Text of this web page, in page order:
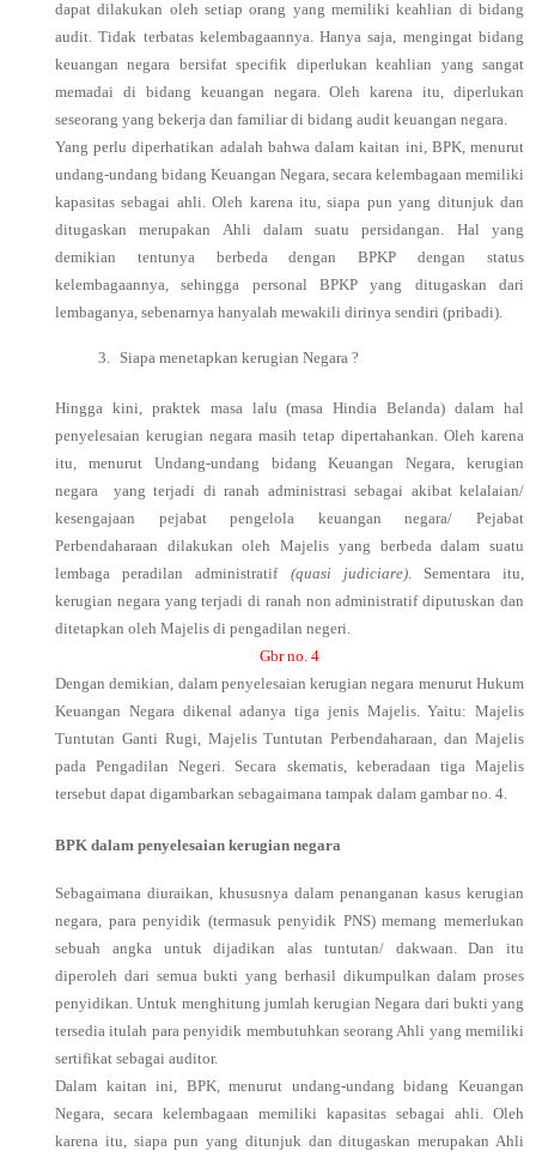
dapat dilakukan oleh setiap orang yang memiliki keahlian di bidang
audit. Tidak terbatas kelembagaannya. Hanya saja, mengingat bidang
keuangan negara bersifat specifik diperlukan keahlian yang sangat
memadai di bidang keuangan negara. Oleh karena itu, diperlukan
seseorang yang bekerja dan familiar di bidang audit keuangan negara.
Yang perlu diperhatikan adalah bahwa dalam kaitan ini, BPK, menurut
undang-undang bidang Keuangan Negara, secara kelembagaan memiliki
kapasitas sebagai ahli. Oleh karena itu, siapa pun yang ditunjuk dan
ditugaskan merupakan Ahli dalam suatu persidangan. Hal yang
demikian tentunya berbeda dengan BPKP dengan status
kelembagaannya, sehingga personal BPKP yang ditugaskan dari
lembaganya, sebenarnya hanyalah mewakili dirinya sendiri (pribadi).
3. Siapa menetapkan kerugian Negara ?
Hingga kini, praktek masa lalu (masa Hindia Belanda) dalam hal
penyelesaian kerugian negara masih tetap dipertahankan. Oleh karena
itu, menurut Undang-undang bidang Keuangan Negara, kerugian
negara yang terjadi di ranah administrasi sebagai akibat kelalaian/
kesengajaan pejabat pengelola keuangan negara/ Pejabat
Perbendaharaan dilakukan oleh Majelis yang berbeda dalam suatu
lembaga peradilan administratif (quasi judiciare). Sementara itu,
kerugian negara yang terjadi di ranah non administratif diputuskan dan
ditetapkan oleh Majelis di pengadilan negeri.
Gbr no. 4
Dengan demikian, dalam penyelesaian kerugian negara menurut Hukum
Keuangan Negara dikenal adanya tiga jenis Majelis. Yaitu: Majelis
Tuntutan Ganti Rugi, Majelis Tuntutan Perbendaharaan, dan Majelis
pada Pengadilan Negeri. Secara skematis, keberadaan tiga Majelis
tersebut dapat digambarkan sebagaimana tampak dalam gambar no. 4.
BPK dalam penyelesaian kerugian negara
Sebagaimana diuraikan, khususnya dalam penanganan kasus kerugian
negara, para penyidik (termasuk penyidik PNS) memang memerlukan
sebuah angka untuk dijadikan alas tuntutan/ dakwaan. Dan itu
diperoleh dari semua bukti yang berhasil dikumpulkan dalam proses
penyidikan. Untuk menghitung jumlah kerugian Negara dari bukti yang
tersedia itulah para penyidik membutuhkan seorang Ahli yang memiliki
sertifikat sebagai auditor.
Dalam kaitan ini, BPK, menurut undang-undang bidang Keuangan
Negara, secara kelembagaan memiliki kapasitas sebagai ahli. Oleh
karena itu, siapa pun yang ditunjuk dan ditugaskan merupakan Ahli